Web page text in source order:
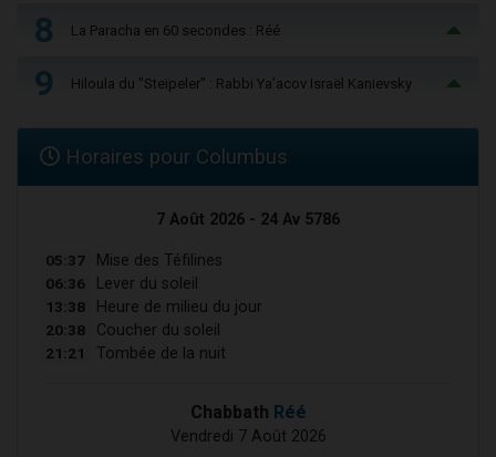
8 La Paracha en 60 secondes : Réé
9 Hiloula du "Steïpeler" : Rabbi Ya’acov Israël Kanievsky
Horaires pour Columbus
7 Août 2026 - 24 Av 5786
05:37 Mise des Téfilines
06:36 Lever du soleil
13:38 Heure de milieu du jour
20:38 Coucher du soleil
21:21 Tombée de la nuit
Chabbath Réé
Vendredi 7 Août 2026